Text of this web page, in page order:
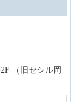
（旧セシル岡